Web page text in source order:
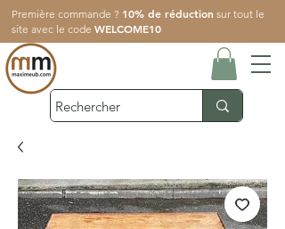
Première commande ? 10% de réduction sur tout le
site avec le code WELCOME10